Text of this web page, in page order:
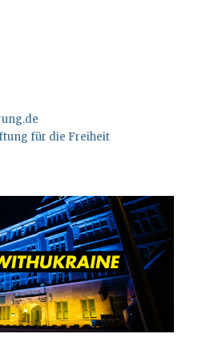
für die Freiheit